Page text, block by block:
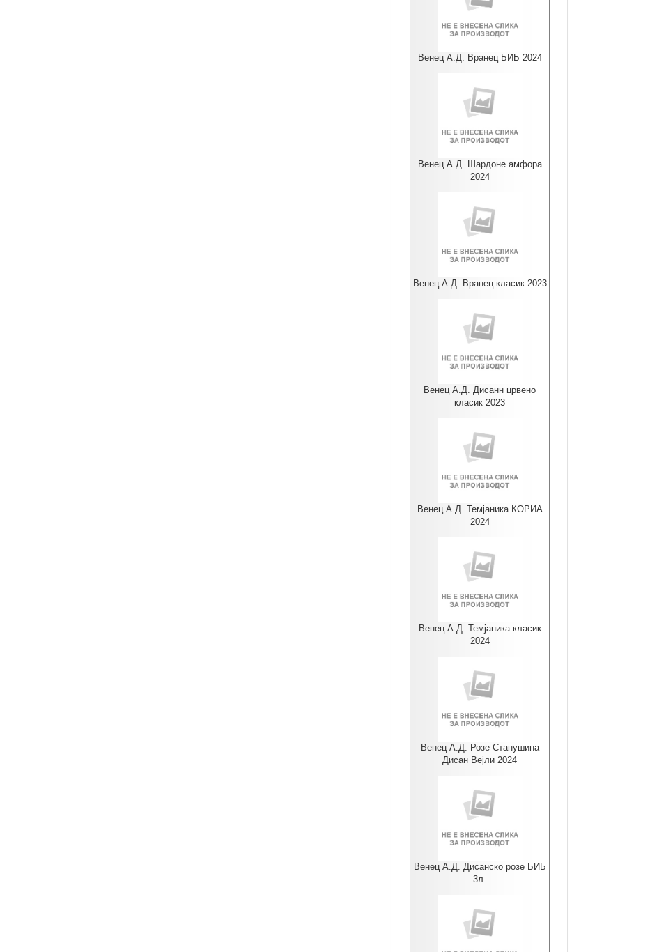
Венец А.Д. Вранец БИБ 2024
Венец А.Д. Шардоне амфора
2024
Венец А.Д. Вранец класик 2023
Венец А.Д. Дисанн црвено
класик 2023
Венец А.Д. Темјаника КОРИА
2024
Венец А.Д. Темјаника класик
2024
Венец А.Д. Розе Станушина
Дисан Вејли 2024
Венец А.Д. Дисанско розе БИБ
3л.